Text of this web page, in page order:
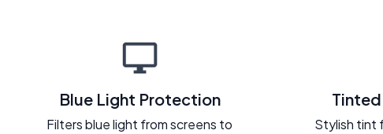
Blue Light Protection
Filters blue light from screens to
Stylish tint